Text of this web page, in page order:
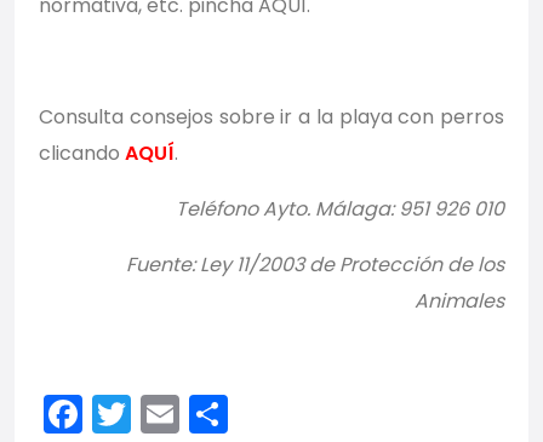
Consulta consejos sobre ir a la playa con perros
clicando AQUÍ.
Teléfono Ayto. Málaga: 951 926 010
Fuente: Ley 11/2003 de Protección de los
Animales
Facebook
Twitter
Email